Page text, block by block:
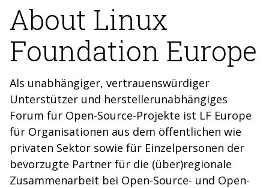
About Linux
Foundation Europe
Als unabhängiger, vertrauenswürdiger
Unterstützer und herstellerunabhängiges
Forum für Open-Source-Projekte ist LF Europe
für Organisationen aus dem öffentlichen wie
privaten Sektor sowie für Einzelpersonen der
bevorzugte Partner für die (über)regionale
Zusammenarbeit bei Open-Source- und Open-